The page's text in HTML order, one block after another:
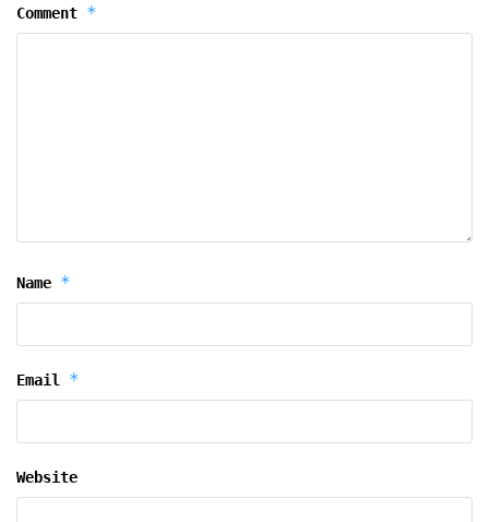
Comment *
Name *
Email *
Website